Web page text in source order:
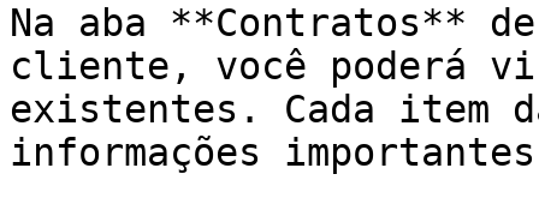
Na aba **Contratos**
cliente, você poderá
existentes. Cada item
informações